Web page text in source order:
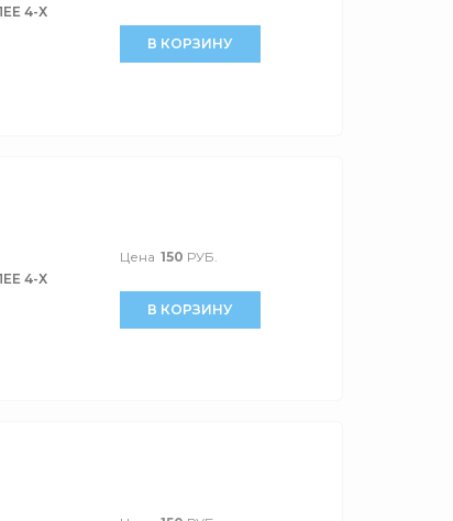
4-Х
В КОРЗИНУ
Цена 150 РУБ.
4-Х
В КОРЗИНУ